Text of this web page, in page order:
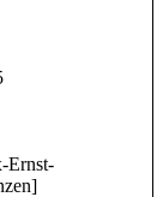
Ernst-